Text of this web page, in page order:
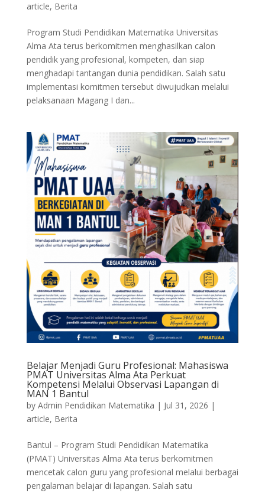
article, Berita
Program Studi Pendidikan Matematika Universitas
Alma Ata terus berkomitmen menghasilkan calon
pendidik yang profesional, kompeten, dan siap
menghadapi tantangan dunia pendidikan. Salah satu
implementasi komitmen tersebut diwujudkan melalui
pelaksanaan Magang I dan...
Belajar Menjadi Guru Profesional: Mahasiswa
PMAT Universitas Alma Ata Perkuat
Kompetensi Melalui Observasi Lapangan di
MAN 1 Bantul
by Admin Pendidikan Matematika | Jul 31, 2026 |
article, Berita
Bantul – Program Studi Pendidikan Matematika
(PMAT) Universitas Alma Ata terus berkomitmen
mencetak calon guru yang profesional melalui berbagai
pengalaman belajar di lapangan. Salah satu